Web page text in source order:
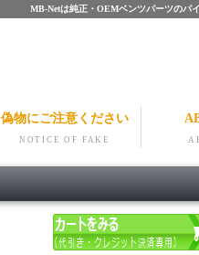
MB-Netは純正・OEMベンツパーツのパ
偽物にご注意ください
NOTICE OF FAKE